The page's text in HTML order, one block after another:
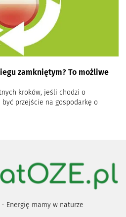
zamkniętym? To możliwe
kroków, jeśli chodzi o
przejście na gospodarkę o
- Energię mamy w naturze